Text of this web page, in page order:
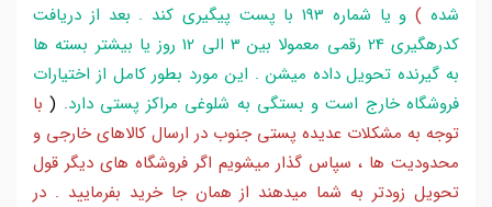
شده )
و یا شماره 193 با پست پیگیری کند . بعد از دریافت
کدرهگیری 24 رقمی معمولا بین 3 الی 12 روز یا بیشتر بسته ها
به گیرنده تحویل داده میشن . این مورد بطور کامل از اختیارات
فروشگاه خارج است و بستگی به شلوغی مراکز پستی دارد.
(با
توجه به مشکلات عدیده پستی جنوب در ارسال کالاهای خارجی و
محدودیت ها ، سپاس گذار میشویم اگر فروشگاه های دیگر قول
تحویل زودتر به شما میدهند از همان جا خرید بفرمایید . در